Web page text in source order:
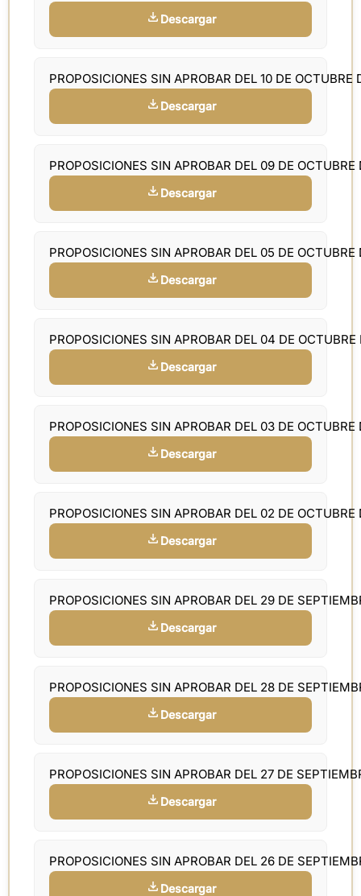
Descargar
PROPOSICIONES SIN APROBAR DEL 10 DE OCTUBRE
Descargar
PROPOSICIONES SIN APROBAR DEL 09 DE
Descargar
PROPOSICIONES SIN APROBAR DEL 05 DE
Descargar
PROPOSICIONES SIN APROBAR DEL 04 DE
Descargar
PROPOSICIONES SIN APROBAR DEL 03 DE
Descargar
PROPOSICIONES SIN APROBAR DEL 02 DE
Descargar
PROPOSICIONES SIN APROBAR DEL 29 DE
Descargar
PROPOSICIONES SIN APROBAR DEL 28 DE
Descargar
PROPOSICIONES SIN APROBAR DEL 27 DE
Descargar
PROPOSICIONES SIN APROBAR DEL 26 DE
Descargar